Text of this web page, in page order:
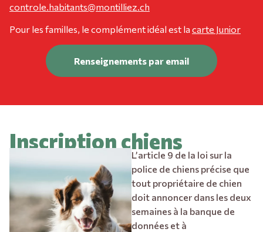
controle.habitants@montilliez.ch
Pour les familles, le complément idéal est la carte Junior
Renseignements par email
Inscription chiens
L’article 9 de la loi sur la
police de chiens précise que
tout propriétaire de chien
doit annoncer dans les deux
semaines à la banque de
données et à